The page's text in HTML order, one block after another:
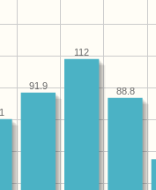
88.8
112
91.9